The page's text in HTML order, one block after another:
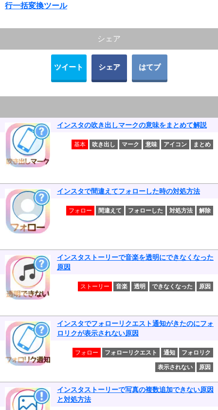
行一括変換ツール
シェア
ツイート シェア はてブ
インスタの吹き出しマークの意味をまとめて解説
基本 吹き出し マーク 意味 アイコン まとめ
インスタで間違えてフォローした時の対処方法
フォロー 間違えて フォローした 対処方法 解除
インスタストーリーで音楽を透明にできなくなった
原因
ストーリー 音楽 透明 できなくなった 原因
インスタでフォローリクエスト通知がきたのにフォ
ロリクが表示されない原因
フォロー フォローリクエスト 通知 フォロリク
表示されない 原因
インスタストーリーで写真の複数追加できない原因
と対処方法